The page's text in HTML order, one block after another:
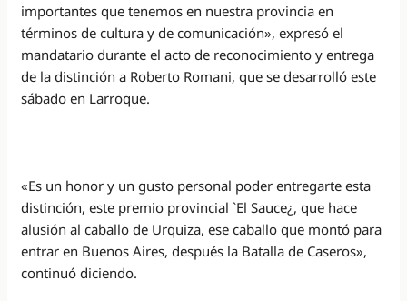
importantes que tenemos en nuestra provincia en
términos de cultura y de comunicación», expresó el
mandatario durante el acto de reconocimiento y entrega
de la distinción a Roberto Romani, que se desarrolló este
sábado en Larroque.
«Es un honor y un gusto personal poder entregarte esta
distinción, este premio provincial `El Sauce¿, que hace
alusión al caballo de Urquiza, ese caballo que montó para
entrar en Buenos Aires, después la Batalla de Caseros»,
continuó diciendo.